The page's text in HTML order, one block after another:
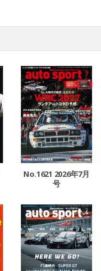
No.1621 2026年7月
号